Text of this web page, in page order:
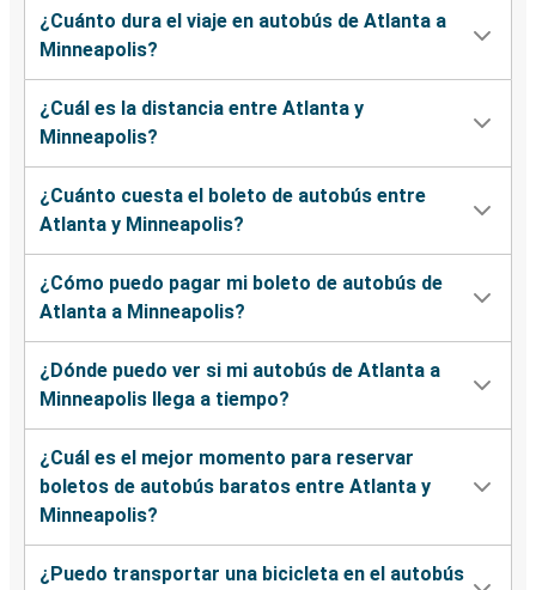
¿Cuánto dura el viaje en autobús de Atlanta a
Minneapolis?
¿Cuál es la distancia entre Atlanta y
Minneapolis?
¿Cuánto cuesta el boleto de autobús entre
Atlanta y Minneapolis?
¿Cómo puedo pagar mi boleto de autobús de
Atlanta a Minneapolis?
¿Dónde puedo ver si mi autobús de Atlanta a
Minneapolis llega a tiempo?
¿Cuál es el mejor momento para reservar
boletos de autobús baratos entre Atlanta y
Minneapolis?
¿Puedo transportar una bicicleta en el autobús